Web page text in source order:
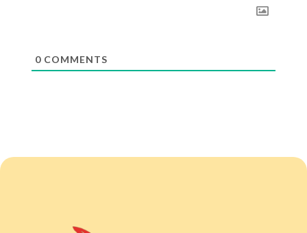
0COMMENTS